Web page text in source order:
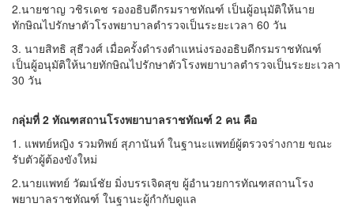
2.นายชาญ วชิรเดช รองอธิบดีกรมราชทัณฑ์ เป็นผู้อนุมัติให้นาย
ทักษิณไปรักษาตัวโรงพยาบาลตำรวจเป็นระยะเวลา 60 วัน
3. นายสิทธิ สุธีวงศ์ เมื่อครั้งดำรงตำแหน่งรองอธิบดีกรมราชทัณฑ์
เป็นผู้อนุมัติให้นายทักษิณไปรักษาตัวโรงพยาบาลตำรวจเป็นระยะเวลา
30 วัน
กลุ่มที่ 2 ทัณฑสถานโรงพยาบาลราชทัณฑ์ 2 คน คือ
1. แพทย์หญิง รวมทิพย์ สุภานันท์ ในฐานะแพทย์ผู้ตรวจร่างกาย ขณะ
รับตัวผู้ต้องขังใหม่
2.นายแพทย์ วัฒน์ชัย มิ่งบรรเจิดสุข ผู้อำนวยการทัณฑสถานโรง
พยาบาลราชทัณฑ์ ในฐานะผู้กำกับดูแล